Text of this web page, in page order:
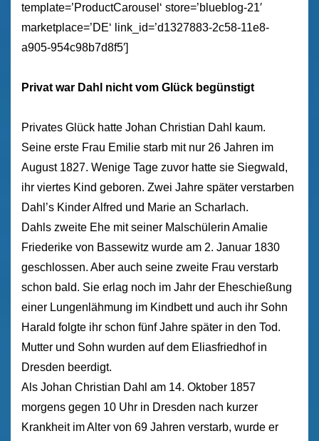
template=’ProductCarousel‘ store=’blueblog-21′
marketplace=’DE‘ link_id=’d1327883-2c58-11e8-
a905-954c98b7d8f5′]
Privat war Dahl nicht vom Glück begünstigt
Privates Glück hatte Johan Christian Dahl kaum.
Seine erste Frau Emilie starb mit nur 26 Jahren im
August 1827. Wenige Tage zuvor hatte sie Siegwald,
ihr viertes Kind geboren. Zwei Jahre später verstarben
Dahl’s Kinder Alfred und Marie an Scharlach.
Dahls zweite Ehe mit seiner Malschülerin Amalie
Friederike von Bassewitz wurde am 2. Januar 1830
geschlossen. Aber auch seine zweite Frau verstarb
schon bald. Sie erlag noch im Jahr der Eheschießung
einer Lungenlähmung im Kindbett und auch ihr Sohn
Harald folgte ihr schon fünf Jahre später in den Tod.
Mutter und Sohn wurden auf dem Eliasfriedhof in
Dresden beerdigt.
Als Johan Christian Dahl am 14. Oktober 1857
morgens gegen 10 Uhr in Dresden nach kurzer
Krankheit im Alter von 69 Jahren verstarb, wurde er